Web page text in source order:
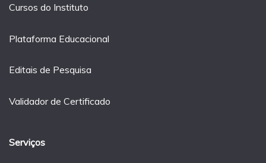
Cursos do Instituto
Plataforma Educacional
Editais de Pesquisa
Validador de Certificado
Serviços